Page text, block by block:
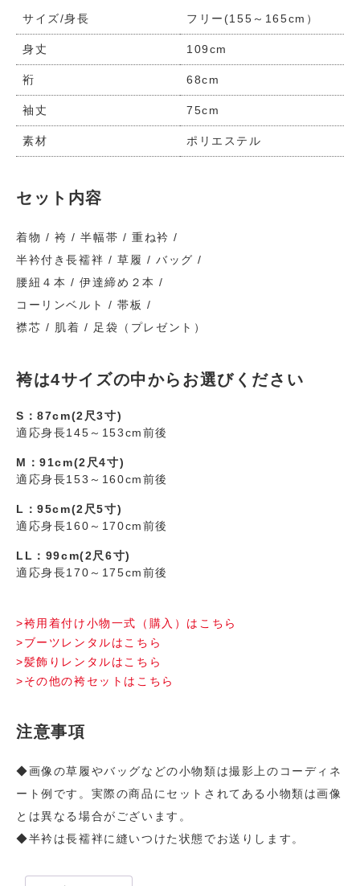
サイズ/身長 フリー(155～165cm）
身丈 109cm
裄 68cm
袖丈 75cm
素材 ポリエステル
セット内容
着物 / 袴 / 半幅帯 / 重ね衿 /
半衿付き長襦袢 / 草履 / バッグ /
腰紐４本 / 伊達締め２本 /
コーリンベルト / 帯板 /
襟芯 / 肌着 / 足袋（プレゼント）
袴は4サイズの中からお選びください
S：87cm(2尺3寸)
適応身長145～153cm前後
M：91cm(2尺4寸)
適応身長153～160cm前後
L：95cm(2尺5寸)
適応身長160～170cm前後
LL：99cm(2尺6寸)
適応身長170～175cm前後
>袴用着付け小物一式（購入）はこちら
>ブーツレンタルはこちら
>髪飾りレンタルはこちら
>その他の袴セットはこちら
注意事項
◆画像の草履やバッグなどの小物類は撮影上のコーディネ
ート例です。実際の商品にセットされてある小物類は画像
とは異なる場合がございます。
◆半衿は長襦袢に縫いつけた状態でお送りします。